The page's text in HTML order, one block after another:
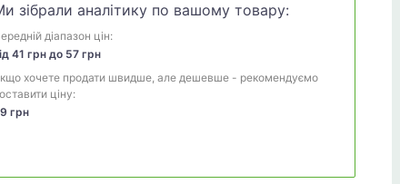
зібрали аналітику по вашому товару:
діапазон цін:
41 грн до 57 грн
хочете продати швидше, але дешевше - рекомендуємо
ціну:
грн